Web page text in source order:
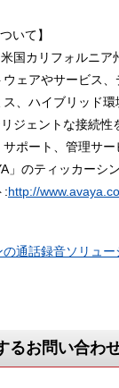
いて】
国カリフォルニ
ウェアやサービス
ス、ハイブリッド
ジェントな接続
サポート、管理サ
」のティッカーシ
:http://
通話録音ソリュ
るお問い合わ